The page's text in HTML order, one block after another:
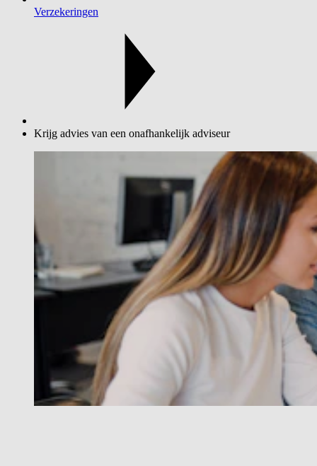
Verzekeringen
Krijg advies van een onafhankelijk adviseur